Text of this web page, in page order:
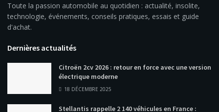
Toute la passion automobile au quotidien : actualité, insolite,
technologie, événements, conseils pratiques, essais et guide
d'achat.
Dernières actualités
Citroën 2cv 2026 : retour en force avec une version
électrique moderne
18 DÉCEMBRE 2025
Stellantis rappelle 2 140 véhicules en France :